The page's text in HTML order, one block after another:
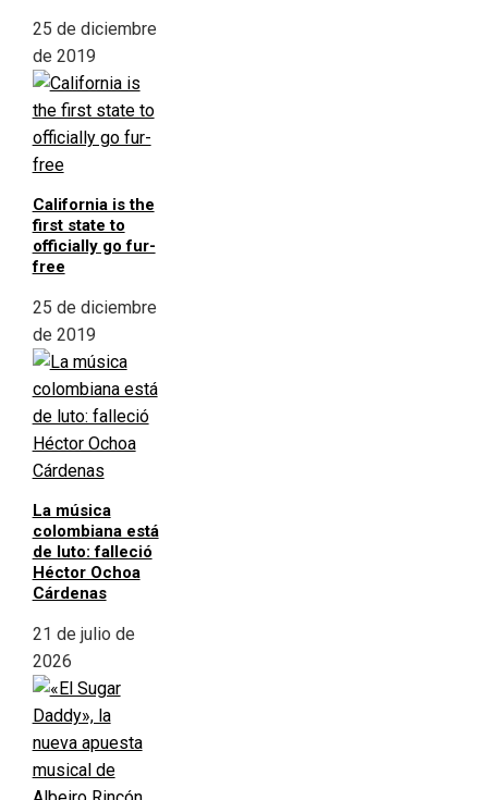
25 de diciembre
de 2019
California is the
first state to
officially go fur-
free
25 de diciembre
de 2019
La música
colombiana está
de luto: falleció
Héctor Ochoa
Cárdenas
21 de julio de
2026